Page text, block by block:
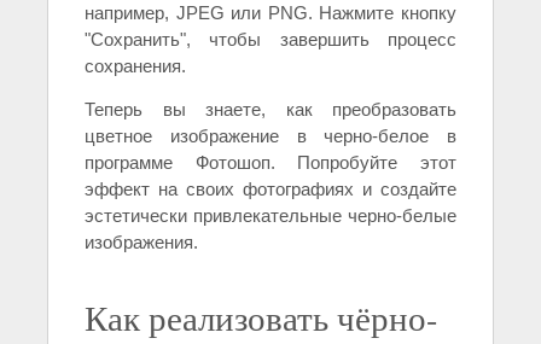
например, JPEG или PNG. Нажмите кнопку
"Сохранить", чтобы завершить процесс
сохранения.
Теперь вы знаете, как преобразовать
цветное изображение в черно-белое в
программе Фотошоп. Попробуйте этот
эффект на своих фотографиях и создайте
эстетически привлекательные черно-белые
изображения.
Как реализовать чёрно-